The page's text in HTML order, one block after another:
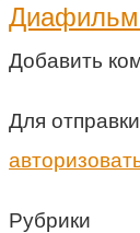
Диафильм
Добавить
Для
Рубрики